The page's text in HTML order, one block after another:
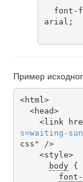
arial;
Пример
<html>
<link
s=waiting-
css" />
body {